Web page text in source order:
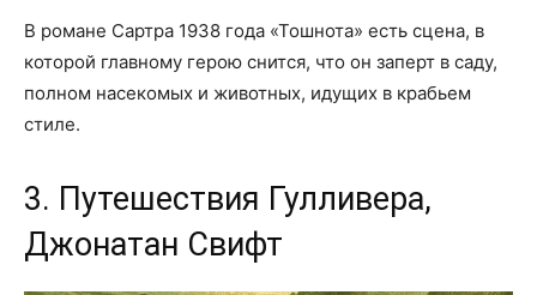
В романе Сартра 1938 года «Тошнота» есть сцена, в
которой главному герою снится, что он заперт в саду,
полном насекомых и животных, идущих в крабьем
стиле.
3. Путешествия Гулливера,
Джонатан Свифт